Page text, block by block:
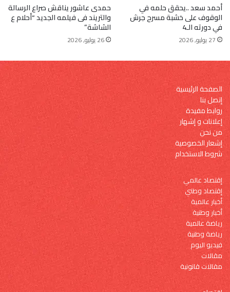
أحمد سعد ..يحقق حلمه في
الوقوف على خشبة مسرح جرش
في دورته الـ4
27 يوليو, 2026
حمدى عاشور يناقش صراع الرسالة
والتريند فى فيلمه الجديد “أحلام ع
الشاشة”
26 يوليو, 2026
الصفحة الرئيسية
إتصل بنا
روابط مفيدة
إعلانات و إشهار
من نحن
إشعار الخصوصية
شروط الاستخدام
إقتصاد عالمي
إقتصاد وطني
أخبار عالمية
أخبار وطنية
رياضة عالمية
رياضة وطنية
فيديو اليوم
مقالات
مقالات قانونية